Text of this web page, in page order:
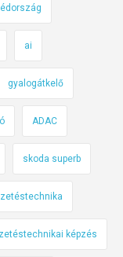
ai
gyalogátkelő
ADAC
skoda superb
képzés